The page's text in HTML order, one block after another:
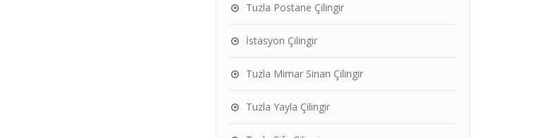
Tuzla Postane Çilingir
İstasyon Çilingir
Tuzla Mimar Sinan Çilingir
Tuzla Yayla Çilingir